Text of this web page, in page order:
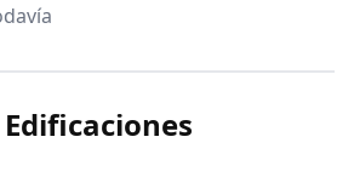
Edificaciones